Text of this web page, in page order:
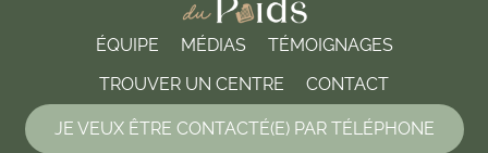
ÉQUIPE MÉDIAS
TÉMOIGNAGES
TROUVER UN CENTRE
CONTACT
JE VEUX ÊTRE CONTACTÉ(E) PAR TÉLÉPHONE